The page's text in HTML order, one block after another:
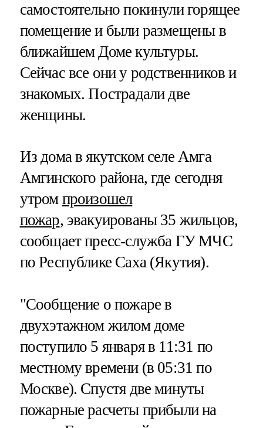
самостоятельно покинули горящее
помещение и были размещены в
ближайшем Доме культуры.
Сейчас все они у родственников и
знакомых. Пострадали две
женщины.
Из дома в якутском селе Амга
Амгинского района, где сегодня
утром произошел
пожар, эвакуированы 35 жильцов,
сообщает пресс-служба ГУ МЧС
по Республике Саха (Якутия).
"Сообщение о пожаре в
двухэтажном жилом доме
поступило 5 января в 11:31 по
местному времени (в 05:31 по
Москве). Спустя две минуты
пожарные расчеты прибыли на